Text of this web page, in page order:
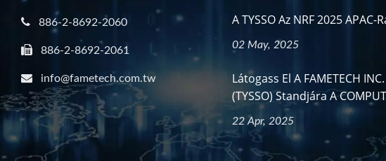
886-2-8692-2060
886-2-8692-2061
info@fametech.com.tw
A TYSSO Az NRF 2025 APAC-
02 May, 2025
Látogass El A FAMETECH INC.
(TYSSO) Standjára A
22 Apr, 2025